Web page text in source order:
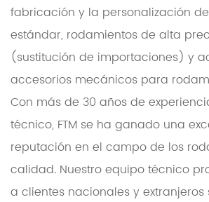
fabricación y la personalización
estándar, rodamientos de alta
(sustitución de importaciones) y
accesorios mecánicos para
Con más de 30 años de
técnico, FTM se ha ganado una
reputación en el campo de los
calidad. Nuestro equipo técnico
a clientes nacionales y extranjeros